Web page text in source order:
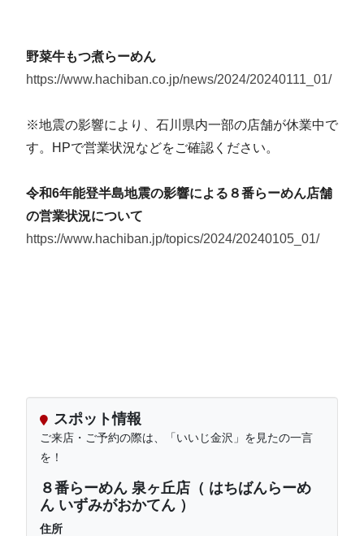
野菜牛もつ煮らーめん
https://www.hachiban.co.jp/news/2024/20240111_01/
※地震の影響により、石川県内一部の店舗が休業中で
す。HPで営業状況などをご確認ください。
令和6年能登半島地震の影響による８番らーめん店舗
の営業状況について
https://www.hachiban.jp/topics/2024/20240105_01/
スポット情報
ご来店・ご予約の際は、「いいじ金沢」を見たの一言
を！
８番らーめん 泉ヶ丘店（ はちばんらーめ
ん いずみがおかてん ）
住所